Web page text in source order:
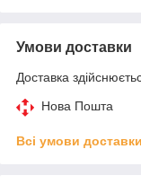
Умови доставки
Доставка
Нова Пошта
Всі умови доставки